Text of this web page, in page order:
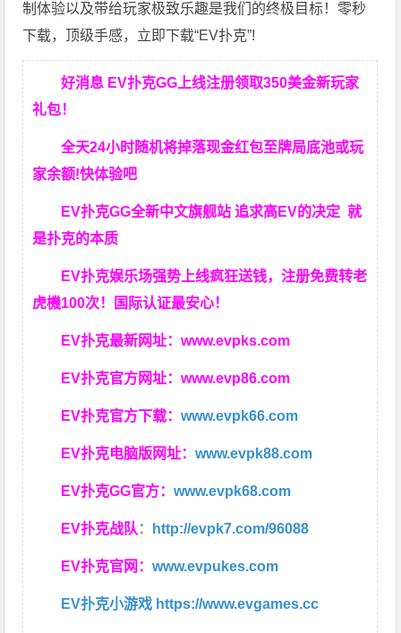
制体验以及带给玩家极致乐趣是我们的终极目标！零秒
下载，顶级手感，立即下载“EV扑克”!
好消息 EV扑克GG上线注册领取350美金新玩家
礼包！
全天24小时随机将掉落现金红包至牌局底池或玩
家余额!快体验吧
EV扑克GG全新中文旗舰站 追求高EV的决定就
是扑克的本质
EV扑克娱乐场强势上线疯狂送钱，注册免费转老
虎機100次！国际认证最安心！
EV扑克最新网址：www.evpks.com
EV扑克官方网址：www.evp86.com
EV扑克官方下载：www.evpk66.com
EV扑克电脑版网址：www.evpk88.com
EV扑克GG官方：www.evpk68.com
EV扑克战队： http://evpk7.com/96088
EV扑克官网：www.evpukes.com
EV扑克小游戏 https://www.evgames.cc